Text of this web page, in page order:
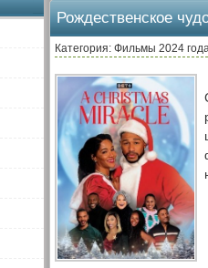
Рождественское
Категория: Фильмы 2024